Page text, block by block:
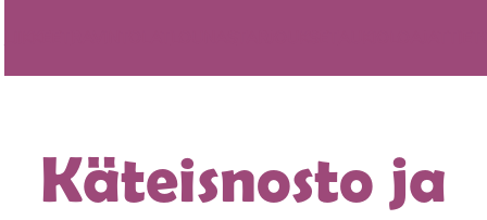
Käteisnosto ja